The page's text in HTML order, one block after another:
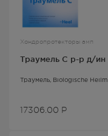
Хондропротекторы амп
Траумель С р-р д/ин
Траумель, Biologische
17306.00 Р